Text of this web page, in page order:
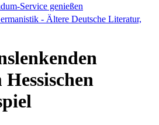
Service genießen
- Ältere Deutsche Literatur,